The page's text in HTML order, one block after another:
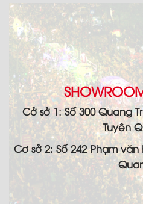
Cở sở 1: Số 300 Quang
Tuyên
Cơ sở 2: Số 242 Phạm